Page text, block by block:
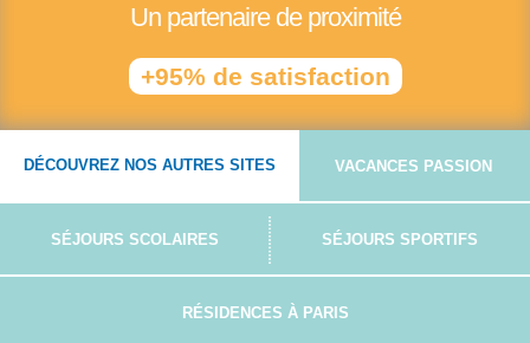
Un partenaire de proximité
+95% de satisfaction
DÉCOUVREZ NOS AUTRES SITES VACANCES PASSION
SÉJOURS SCOLAIRES SÉJOURS SPORTIFS
RÉSIDENCES À PARIS